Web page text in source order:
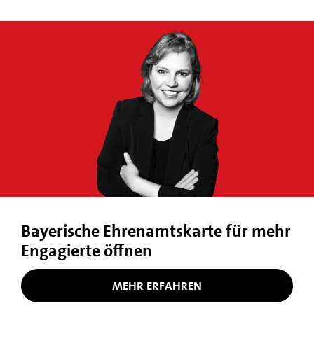
Bayerische Ehrenamtskarte für mehr
Engagierte öffnen
MEHR ERFAHREN